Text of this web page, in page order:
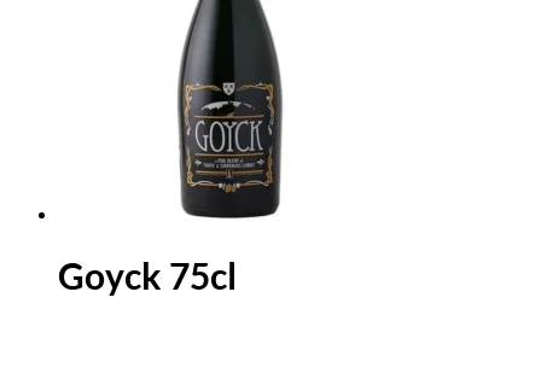
Goyck 75cl